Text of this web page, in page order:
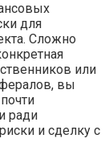
для
Сложно
или
вы
ради
и сделку с